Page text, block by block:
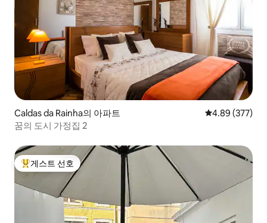
Caldas da Rainha의 아파트 평점 4.89점(5
4.89 (377)
꿈의 도시 가정집 2
상위 게스트 선호
게스트 선호